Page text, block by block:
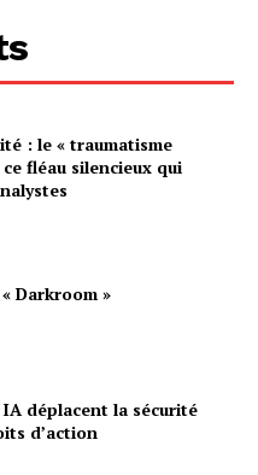
: le « traumatisme
fléau silencieux qui
Darkroom »
déplacent la sécurité
d’action